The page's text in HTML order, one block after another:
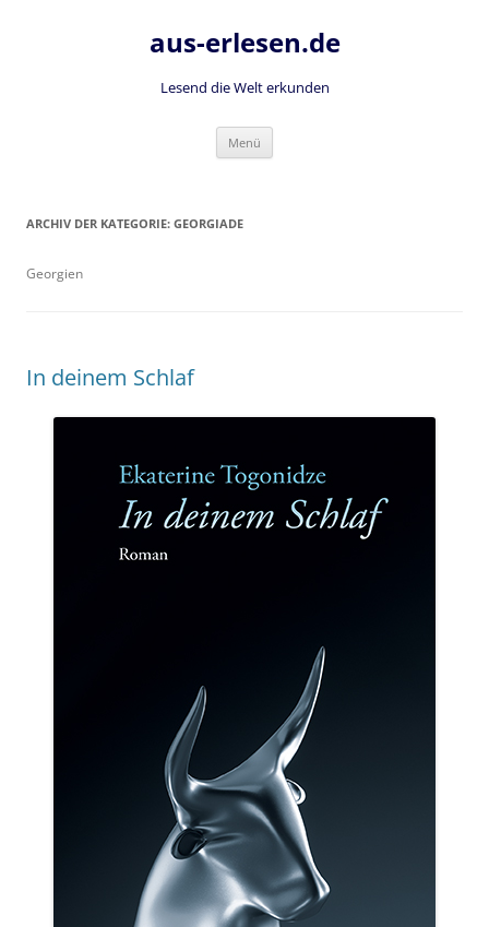
aus-erlesen.de
Lesend die Welt erkunden
Menü
ARCHIV DER KATEGORIE: GEORGIADE
Georgien
In deinem Schlaf